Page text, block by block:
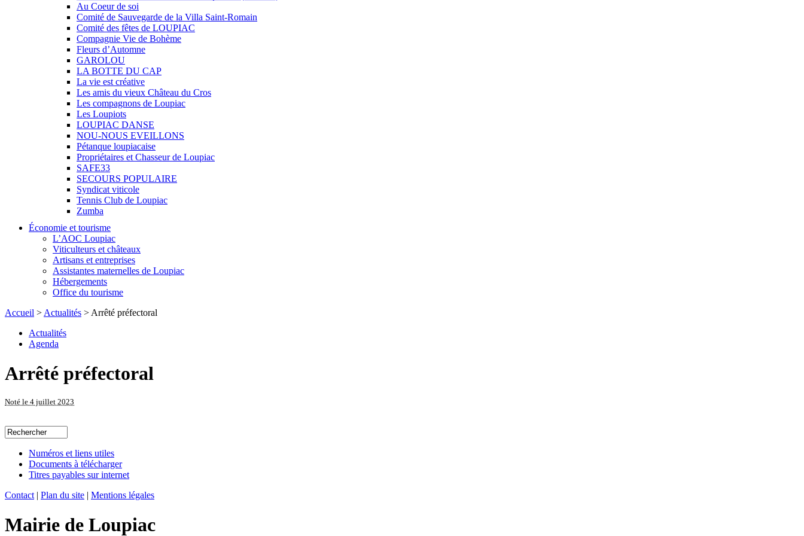
Au Coeur de soi
Comité de Sauvegarde de la Villa Saint-Romain
Comité des fêtes de LOUPIAC
Compagnie Vie de Bohème
Fleurs d’Automne
GAROLOU
LA BOTTE DU CAP
La vie est créative
Les amis du vieux Château du Cros
Les compagnons de Loupiac
Les Loupiots
LOUPIAC DANSE
NOU-NOUS EVEILLONS
Pétanque loupiacaise
Propriétaires et Chasseur de Loupiac
SAFE33
SECOURS POPULAIRE
Syndicat viticole
Tennis Club de Loupiac
Zumba
Économie et tourisme
L’AOC Loupiac
Viticulteurs et châteaux
Artisans et entreprises
Assistantes maternelles de Loupiac
Hébergements
Office du tourisme
Accueil > Actualités > Arrêté préfectoral
Actualités
Agenda
Arrêté préfectoral
Noté le 4 juillet 2023
Numéros et liens utiles
Documents à télécharger
Titres payables sur internet
Contact | Plan du site | Mentions légales
Mairie de Loupiac